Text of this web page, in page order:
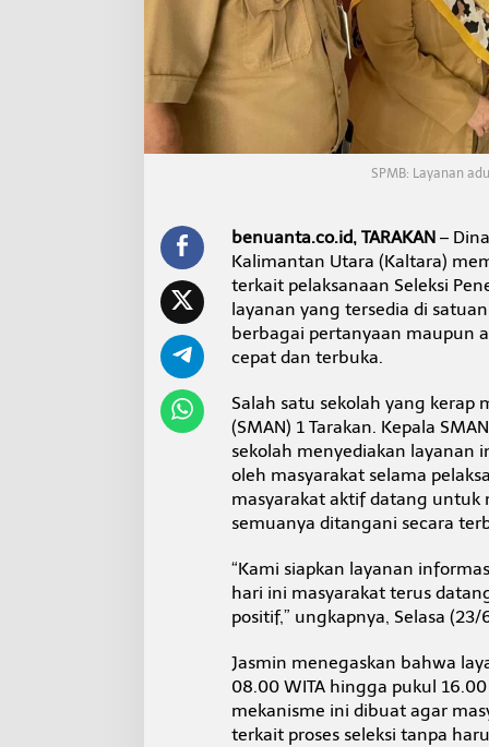
s
a
m
g
s
u
g
k
e
a
y
a
n
a
n
y
g
A
d
i
S
e
k
SPMB: Layanan
benuanta.co.id, TARAKAN–
Kalimantan Utara (Kaltara)
terkait pelaksanaan Seleksi
layanan yang tersedia di
berbagai pertanyaan maupun
cepat dan terbuka.
Salah satu sekolah yang kerap
(SMAN) 1 Tarakan. Kepala
sekolah menyediakan layanan
oleh masyarakat selama
masyarakat aktif datang untuk
semuanya ditangani secara
“Kami siapkan layanan
hari ini masyarakat terus
positif,” ungkapnya, Selasa (23/
Jasmin menegaskan bahwa
08.00 WITA hingga pukul
mekanisme ini dibuat agar
terkait proses seleksi tanpa